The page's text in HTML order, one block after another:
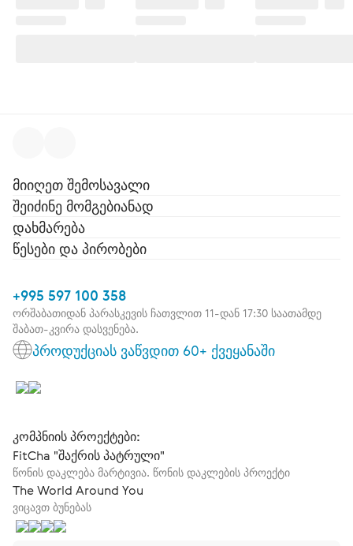
მიიღეთ შემოსავალი
შეიძინე მომგებიანად
დახმარება
წესები და პირობები
+995 597 100 358
ორშაბათიდან პარასკევის ჩათვლით 11-დან 17:30 საათამდე
შაბათ-კვირა დასვენება.
პროდუქციას ვაწვდით 60+ ქვეყანაში
კომპნიის პროექტები:
FitCha "შაქრის პატრული"
წონის დაკლება მარტივია. წონის დაკლების პროექტი
The World Around You
ვიცავთ ბუნებას